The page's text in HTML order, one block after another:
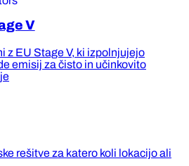
V
z EU Stage V, ki izpolnjujejo
emisij za čisto in učinkovito
rešitve za katero koli lokacijo ali